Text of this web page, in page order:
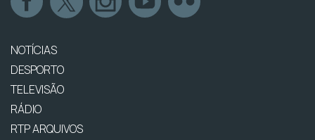
NOTÍCIAS
DESPORTO
TELEVISÃO
RÁDIO
RTP ARQUIVOS